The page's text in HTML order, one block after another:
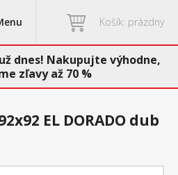
Košík: prázdny
dnes! Nakupujte výhodne,
zľavy až 70 %
EL DORADO dub